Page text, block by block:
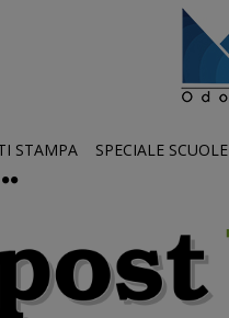
STAMPA SPECIALE SCUOLE